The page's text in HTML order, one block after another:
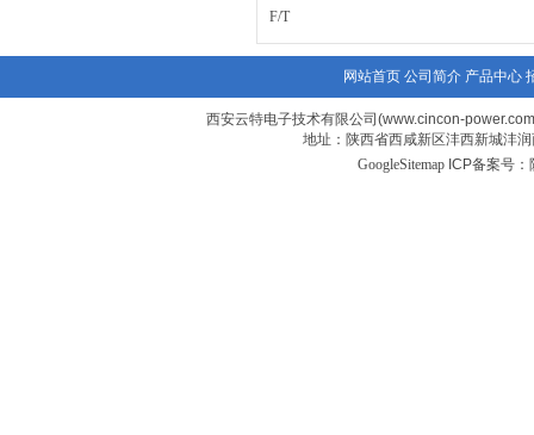
F/T
网站首页 公司简介 产品中心
西安云特电子技术有限公司(www.cincon-
地址：陕西省西咸新区沣西新城沣
GoogleSitemap ICP备案号：